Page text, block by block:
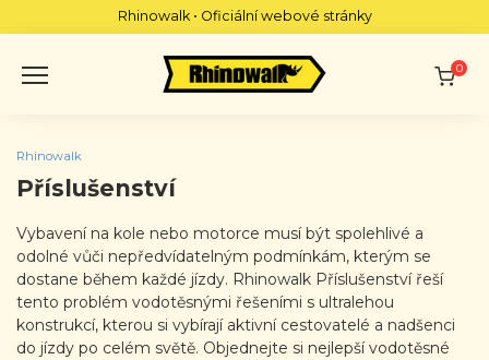
to
Rhinowalk • Oficiální webové stránky
0
Rhinowalk
Příslušenství
Vybavení na kole nebo motorce musí být spolehlivé a
odolné vůči nepředvídatelným podmínkám, kterým se
dostane během každé jízdy. Rhinowalk Příslušenství řeší
tento problém vodotěsnými řešeními s ultralehou
konstrukcí, kterou si vybírají aktivní cestovatelé a nadšenci
do jízdy po celém světě. Objednejte si nejlepší vodotěsné